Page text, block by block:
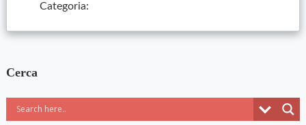
Categoria:
Cerca